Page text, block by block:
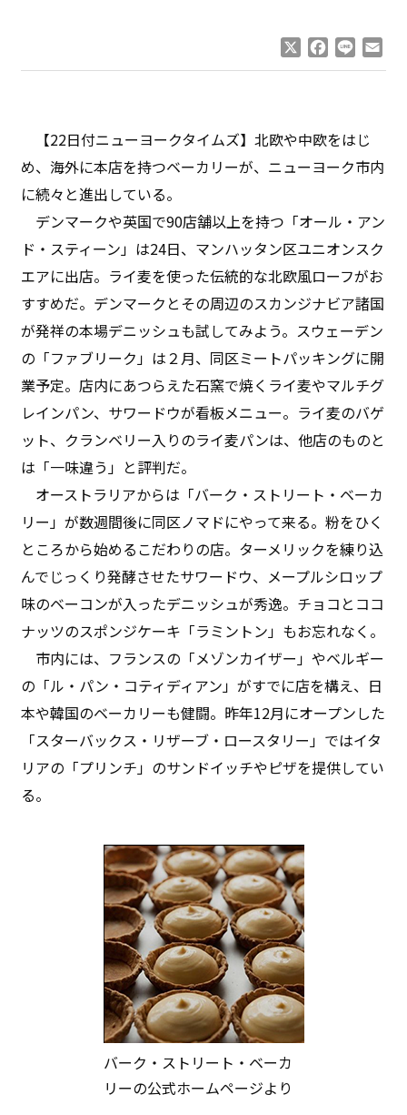
Facebook
Line
【22日付ニューヨークタイムズ】北欧や中欧をはじ
め、海外に本店を持つベーカリーが、ニューヨーク市内
に続々と進出している。
デンマークや英国で90店舗以上を持つ「オール・アン
ド・スティーン」は24日、マンハッタン区ユニオンスク
エアに出店。ライ麦を使った伝統的な北欧風ローフがお
すすめだ。デンマークとその周辺のスカンジナビア諸国
が発祥の本場デニッシュも試してみよう。スウェーデン
の「ファブリーク」は２月、同区ミートパッキングに開
業予定。店内にあつらえた石窯で焼くライ麦やマルチグ
レインパン、サワードウが看板メニュー。ライ麦のバゲ
ット、クランベリー入りのライ麦パンは、他店のものと
は「一味違う」と評判だ。
オーストラリアからは「バーク・ストリート・ベーカ
リー」が数週間後に同区ノマドにやって来る。粉をひく
ところから始めるこだわりの店。ターメリックを練り込
んでじっくり発酵させたサワードウ、メープルシロップ
味のベーコンが入ったデニッシュが秀逸。チョコとココ
ナッツのスポンジケーキ「ラミントン」もお忘れなく。
市内には、フランスの「メゾンカイザー」やベルギー
の「ル・パン・コティディアン」がすでに店を構え、日
本や韓国のベーカリーも健闘。昨年12月にオープンした
「スターバックス・リザーブ・ロースタリー」ではイタ
リアの「プリンチ」のサンドイッチやピザを提供してい
る。
バーク・ストリート・ベーカ
リーの公式ホームページより